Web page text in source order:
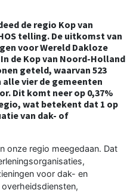
de regio Kop van
telling. De uitkomst van
voor Wereld Dakloze
de Kop van Noord-Holland
geteld, waarvan 523
alle vier de gemeenten
Dit komt neer op 0,37%
wat betekent dat 1 op
van dak- of
onze regio meegedaan. Dat
voor dak- en